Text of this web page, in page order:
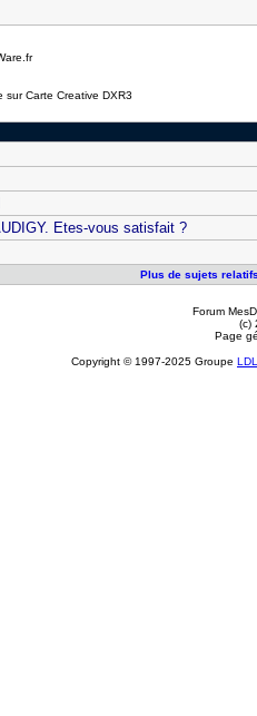
Carte Creative DXR3
Etes-vous satisfait ?
Plus de sujets
Forum
(c)
Page
Copyright © 1997-2025 Groupe